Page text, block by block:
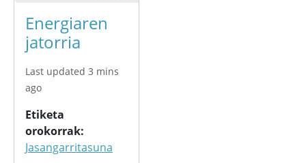
Energiaren
jatorria
Last updated 3 mins
ago
Etiketa
orokorrak
Jasangarritasuna